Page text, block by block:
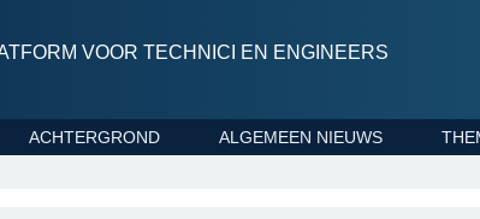
VOOR TECHNICI EN ENGINEERS
ACHTERGROND ALGEMEEN NIEUWS